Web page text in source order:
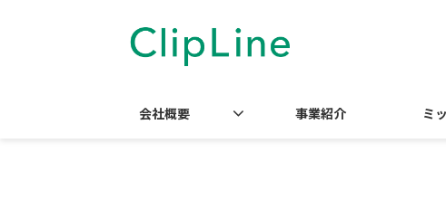
会社概要 事業紹介 ミ